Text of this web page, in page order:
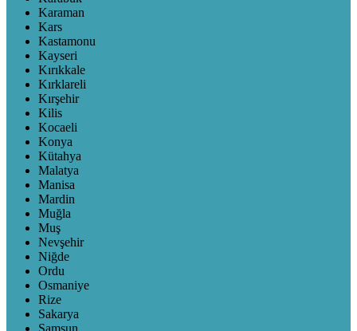
Karaman
Kars
Kastamonu
Kayseri
Kırıkkale
Kırklareli
Kırşehir
Kilis
Kocaeli
Konya
Kütahya
Malatya
Manisa
Mardin
Muğla
Muş
Nevşehir
Niğde
Ordu
Osmaniye
Rize
Sakarya
Samsun